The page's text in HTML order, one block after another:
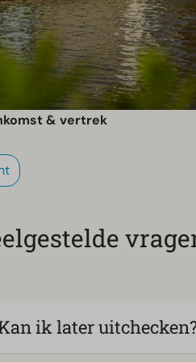
& vertrek
ik later